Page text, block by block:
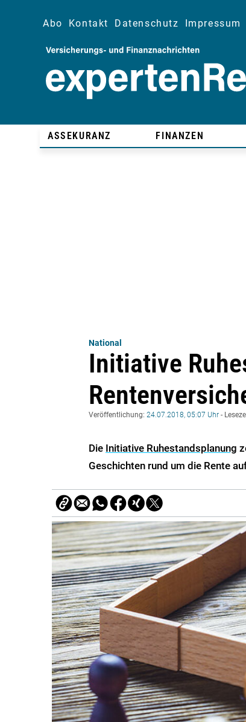
Abo Kontakt Datenschutz Impressum
ASSEKURANZ FINANZEN
National
Initiative
Veröffentlichung: 24.07.2018, 05:07 Uhr -
Die Initiative Ruhestandsplanung
Geschichten rund um die Rente